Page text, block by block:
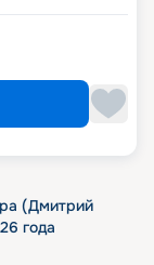
(Дмитрий
года